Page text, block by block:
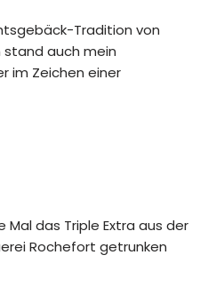
Tradition von
stand auch mein
im Zeichen einer
Mal das Triple Extra aus der
Rochefort getrunken